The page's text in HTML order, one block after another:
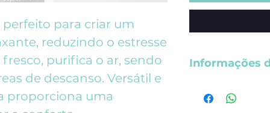
para criar um
reduzindo o estresse
purifica o ar, sendo
de descanso. Versátil e
proporciona uma
Informações
Frasco: vidro